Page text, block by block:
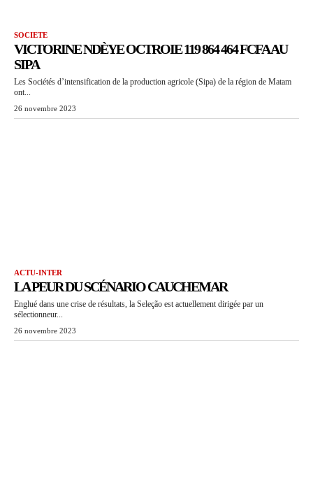
SOCIETE
VICTORINE NDÈYE OCTROIE 119 864 464 FCFA AU
SIPA
Les Sociétés d’intensification de la production agricole (Sipa) de la région de Matam
ont...
26 novembre 2023
ACTU-INTER
LA PEUR DU SCÉNARIO CAUCHEMAR
Englué dans une crise de résultats, la Seleção est actuellement dirigée par un
sélectionneur...
26 novembre 2023